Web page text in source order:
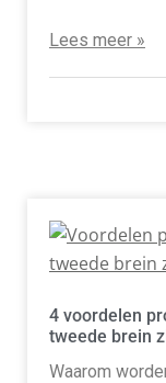
Lees meer »
4 voordelen
tweede brein
Waarom